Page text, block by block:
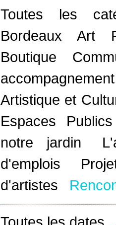
Toutes les
Bordeaux Art
Boutique
accompagnement
Artistique et
Espaces
notre jardin
d'emplois
d'artistes